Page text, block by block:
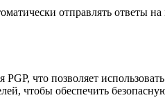
отправлять ответы
что позволяет
чтобы обеспечить